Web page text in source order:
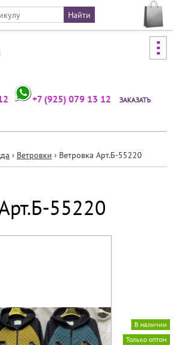
Jump to navigation
+7 (925) 079 13 12
ЗАКАЗАТЬ
› Ветровки › Ветровка Арт.Б-55220
55220
Только оптом
В наличии